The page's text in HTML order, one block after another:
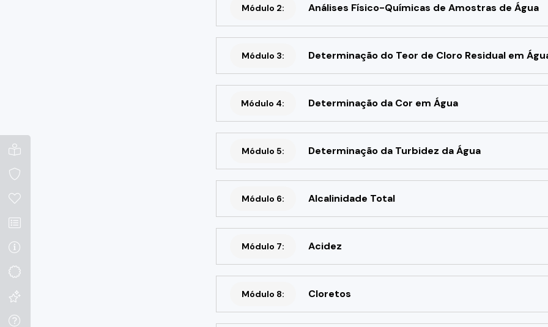
Módulo 2: Análises Físico-Químicas de Amostras de Água
Módulo 3: Determinação do Teor de Cloro Residual em
Módulo 4: Determinação da Cor em Água
Módulo 5: Determinação da Turbidez da Água
Módulo 6: Alcalinidade Total
Módulo 7: Acidez
Módulo 8: Cloretos